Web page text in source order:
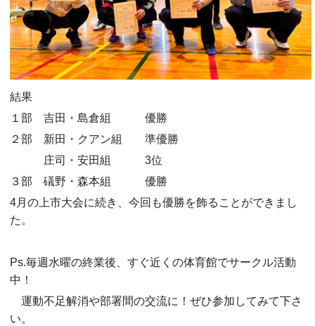
結果
１部 吉田・島倉組 優勝
２部 新田・クアン組 準優勝
庄司・安田組 3位
３部 礒野・森本組 優勝
4月の上市大会に続き、今回も優勝を飾ることができまし
た。
Ps.毎週水曜の終業後、すぐ近くの体育館でサークル活動
中！
運動不足解消や部署間の交流に！ぜひ参加してみて下さ
い。